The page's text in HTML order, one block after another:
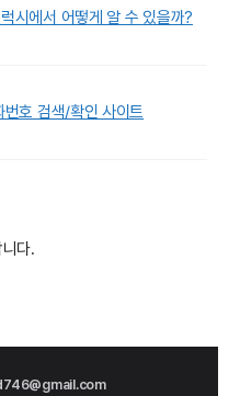
시에서 어떻게 알 수 있을까?
호 검색/확인 사이트
다.